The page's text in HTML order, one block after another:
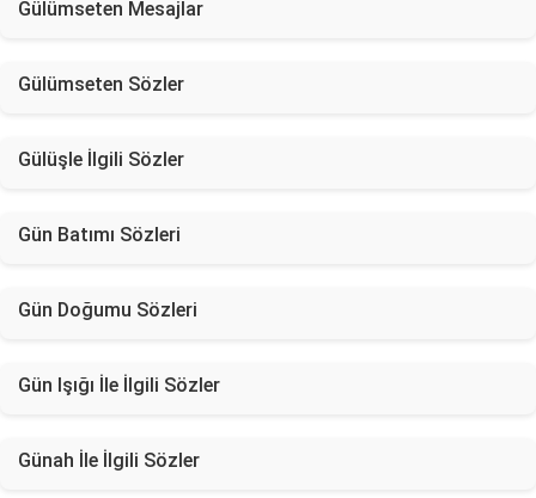
Gülümseten Mesajlar
Gülümseten Sözler
Gülüşle İlgili Sözler
Gün Batımı Sözleri
Gün Doğumu Sözleri
Gün Işığı İle İlgili Sözler
Günah İle İlgili Sözler